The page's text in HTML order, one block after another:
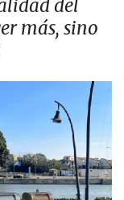
del
más, sino